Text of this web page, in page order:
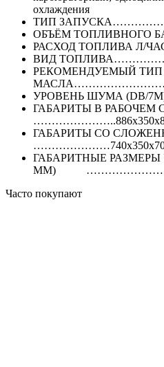
охлаждения
ТИП
ОБЪЁМ ТОПЛИВНОГО
РАСХОД ТОПЛИВА Л/
ВИД
РЕКОМЕНДУЕМЫЙ ТИП
УРОВЕНЬ ШУМА (DB/
ГАБАРИТЫ В
ГАБАРИТЫ СО
ГАБАРИТНЫЕ
ММ)
Часто покупают